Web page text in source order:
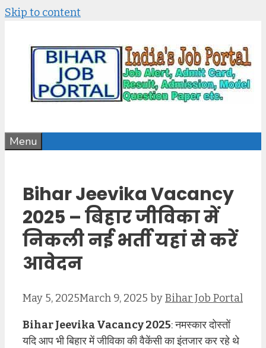
Skip to content
Menu
Bihar Jeevika Vacancy
2025 – बिहार जीविका में
निकली नई भर्ती यहां से करें
आवेदन
May 5, 2025March 9, 2025 byBihar Job Portal
Bihar Jeevika Vacancy 2025: नमस्कार दोस्तों
यदि आप भी बिहार में जीविका की वैकेंसी का इंतजार कर रहे थे